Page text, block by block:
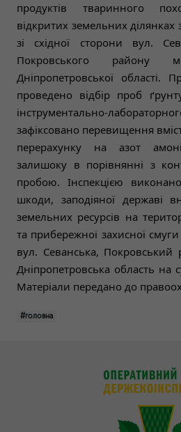
продуктів тваринного
відкритих земельних ділянках
зі східної сторони вул.
Покровського району
Дніпропетровської області.
проведено відбір проб
інструментально-
зафіксовано перевищення
перерахунку на азот
залишоку в порівнянні з
пробою. Інспекцією
шкоди, заподіяної державі
земельних ресурсів на
та прибережної захисної
вул. Севанська,
Дніпропетровська область на
Матеріали передано до
#головна